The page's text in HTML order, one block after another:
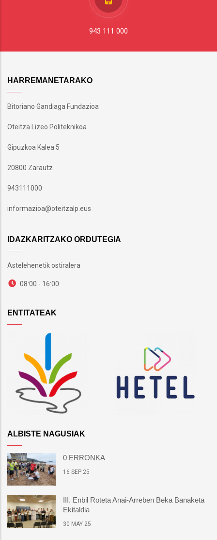
943 111 000
HARREMANETARAKO
Bitoriano Gandiaga Fundazioa
Oteitza Lizeo Politeknikoa
Gipuzkoa Kalea 5
20800 Zarautz
943111000
informazioa@oteitzalp.eus
IDAZKARITZAKO ORDUTEGIA
Astelehenetik ostiralera
08:00 - 16:00
ENTITATEAK
ALBISTE NAGUSIAK
0 ERRONKA
16 SEP 25
III. Enbil Roteta Anai-Arreben Beka Banaketa
Ekitaldia
30 MAY 25